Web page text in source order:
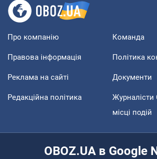
Про компанію Команда
Правова інформація Політика
Реклама на сайті Документи
Редакційна політика
Журналісти
місці подій
OBOZ.UA в Google